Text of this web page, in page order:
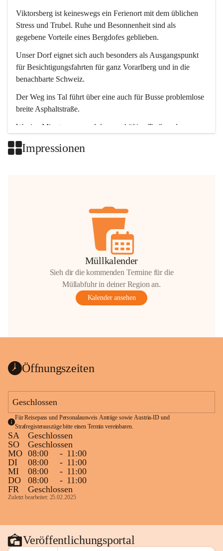
Viktorsberg ist keineswegs ein Ferienort mit dem üblichen
Stress und Trubel. Ruhe und Besonnenheit sind als
gegebene Vorteile eines Bergdofes geblieben.
Unser Dorf eignet sich auch besonders als Ausgangspunkt
für Besichtigungsfahrten für ganz Vorarlberg und in die
benachbarte Schweiz.
Der Weg ins Tal führt über eine auch für Busse problemlose
breite Asphaltstraße.
Wenige Minuten nur, und das geschäftige Treiben der
Impressionen
Müllkalender
Sieh dir die kommenden Termine für die
Müllabfuhr in deiner Region an.
Kalender ansehen
Öffnungszeiten
Geschlossen
Für Reisepass und Personalausweis Anträge sowie Austria-ID und
Strafregisterauszüge bitte einen Termin vereinbaren.
SA
Geschlossen
SO
Geschlossen
MO 08:00 - 11:00
DI
08:00 - 11:00
MI
08:00 - 11:00
DO
08:00 - 11:00
FR
Geschlossen
Zuletzt bearbeitet: 25.02.2025
Veröffentlichungsportal